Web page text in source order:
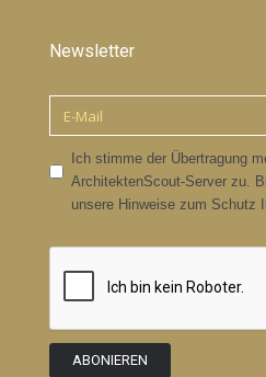
Newsletter
Ich stimme der Übertragung
ArchitektenScout-Server zu.
unsere Hinweise zum Schutz